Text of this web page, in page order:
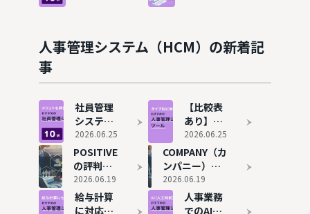
選も紹介
すめ10選
場を解
説！安い
6選も紹
人事管理システム（HCM）の新着記
事
社員管理
システム
とは？メ
リットや
選び方、
おすすめ
ソフト10
選を紹介
2026.06.25
【比較表
あり】人
事管理シ
ステム
（人事シ
ステム）
おすすめ
16選！タ
2026.06.25
POSITIVE
の評判や
特徴・導
入実績を
解説【電
2026.06.19
COMPANY（カ
ンパニー）の
評判と実態
2026.06.19
給与計算
に対応で
人事業務
でのAI活